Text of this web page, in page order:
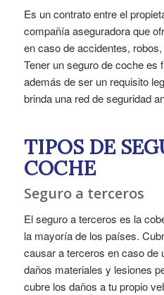
Es un contrato entre el
compañía aseguradora que
en caso de accidentes,
Tener un seguro de coche es
además de ser un requisito
brinda una red de seguridad
TIPOS DE
COCHE
Seguro a terceros
El seguro a terceros es la
la mayoría de los países.
causar a terceros en caso de
daños materiales y lesiones
cubre los daños a tu propio